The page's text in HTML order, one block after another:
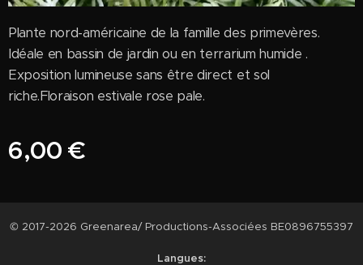
Plante nord-américaine de la famille des primevères.
Idéale en bassin de jardin ou en terrarium humide .
Exposition lumineuse sans être direct et sol
riche.Floraison estivale rose pale.
6,00 €
© 2017-2026 Greenarea/ Productions-Associées BE0896755397
Langues